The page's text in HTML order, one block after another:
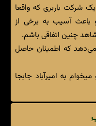
شرکت باربری که واقعا
باعث آسیب به برخی از
چنین اتفاقی باشم.
که اطمینان حاصل
به امیرآباد جابجا